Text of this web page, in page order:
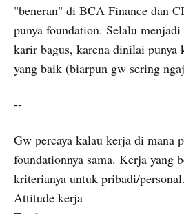
"beneran" di BCA Finance dan
punya foundation. Selalu menjadi
karir bagus, karena dinilai punya
yang baik (biarpun gw sering
--
Gw percaya kalau kerja di mana
foundationnya sama. Kerja yang
kriterianya untuk pribadi/personal.
Attitude kerja